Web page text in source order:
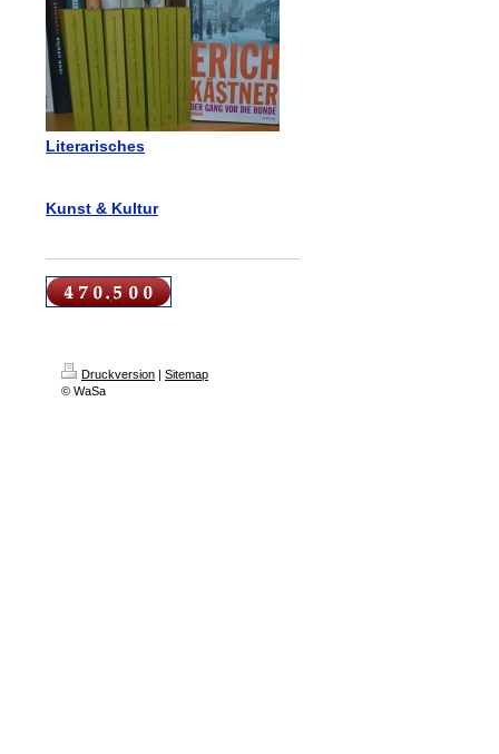
Literarisches
Kunst & Kultur
Druckversion | Sitemap
© WaSa